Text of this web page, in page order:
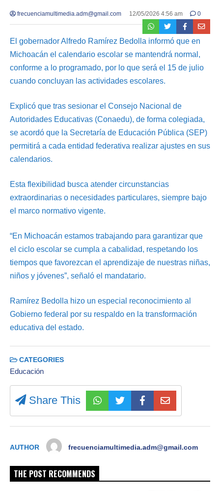
frecuenciamultimedia.adm@gmail.com 12/05/2026 4:56 am 0
El gobernador Alfredo Ramírez Bedolla informó que en
Michoacán el calendario escolar se mantendrá normal,
conforme a lo programado, por lo que será el 15 de julio
cuando concluyan las actividades escolares.
Explicó que tras sesionar el Consejo Nacional de
Autoridades Educativas (Conaedu), de forma colegiada,
se acordó que la Secretaría de Educación Pública (SEP)
permitirá a cada entidad federativa realizar ajustes en sus
calendarios.
Esta flexibilidad busca atender circunstancias
extraordinarias o necesidades particulares, siempre bajo
el marco normativo vigente.
“En Michoacán estamos trabajando para garantizar que
el ciclo escolar se cumpla a cabalidad, respetando los
tiempos que favorezcan el aprendizaje de nuestras niñas,
niños y jóvenes”, señaló el mandatario.
Ramírez Bedolla hizo un especial reconocimiento al
Gobierno federal por su respaldo en la transformación
educativa del estado.
CATEGORIES
Educación
Share This
AUTHOR frecuenciamultimedia.adm@gmail.com
THE POST RECOMMENDS